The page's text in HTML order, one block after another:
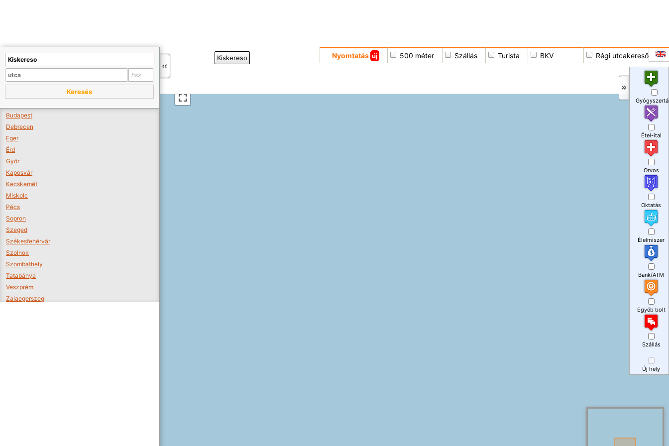
Nyomtatás új 500 méter Szállás Turista BKV Régi utcakereső
Kiskereso
Keresés
Budapest
Debrecen
Eger
Érd
Győr
Kaposvár
Kecskemét
Miskolc
Pécs
Sopron
Szeged
Székesfehérvár
Szolnok
Szombathely
Tatabánya
Veszprém
Zalaegerszeg
Étel-ital
Orvos
Oktatás
Élelmiszer
Bank/ATM
Egyéb bolt
Szállás
Új hely
Hoppá
Sajnos nincs a térképen megjeleníthető bolt.
Tovább a webáruházakhoz >>
A térképet kicsinyíteni kell, hogy látszódjanak a boltok.
Boltok látszódjanak >>